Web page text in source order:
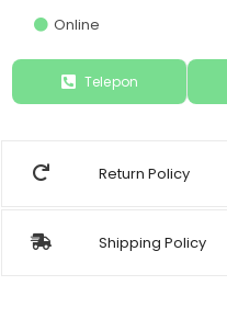
Online
Telepon
Return Policy
Shipping Policy